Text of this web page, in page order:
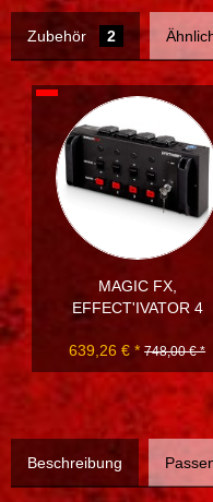
Zubehör 2
MAGIC FX,
EFFECT'IVATOR 4
639,26 € * 748,00 € *
Beschreibung